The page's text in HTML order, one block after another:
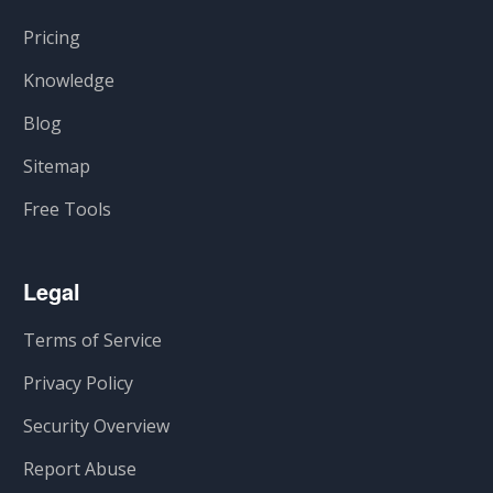
Pricing
Knowledge
Blog
Sitemap
Free Tools
Legal
Terms of Service
Privacy Policy
Security Overview
Report Abuse